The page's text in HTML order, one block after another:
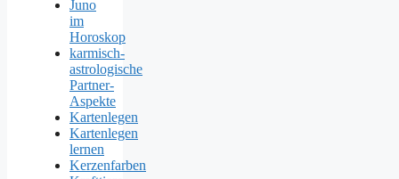
Juno
im
Horoskop
karmisch-
astrologische
Partner-
Aspekte
Kartenlegen
Kartenlegen
lernen
Kerzenfarben